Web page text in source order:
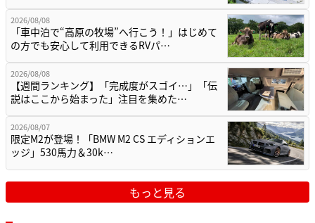
2026/08/08
「車中泊で“高原の牧場”へ行こう！」はじめて
の方でも安心して利用できるRVパ…
2026/08/08
【週間ランキング】「完成度がスゴイ…」「伝
説はここから始まった」注目を集めた…
2026/08/07
限定M2が登場！「BMW M2 CS エディションエ
ッジ」530馬力＆30k…
もっと見る